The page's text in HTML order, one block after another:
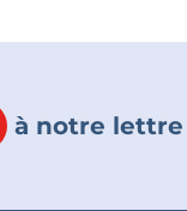
à notre